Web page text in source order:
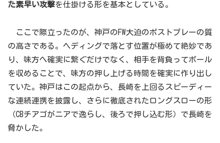
た素早い攻撃を仕掛ける形を基本としている。
ここで際立ったのが、神戸のFW大迫のポストプレーの質
の高さである。ヘディングで落とす位置が極めて絶妙であ
り、味方へ確実に繋ぐだけでなく、相手を背負ってボール
を収めることで、味方の押し上げる時間を確実に作り出し
ていた。神戸はこの起点から、長崎を上回るスピーディー
な連続連携を披露し、さらに徹底されたロングスローの形
（CBチアゴがニアで逸らし、後ろで押し込む形）で長崎を
脅かした。